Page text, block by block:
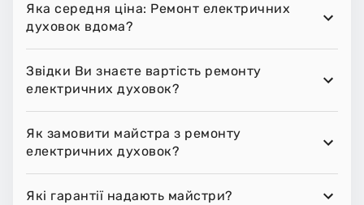
Яка середня ціна: Ремонт електричних
духовок вдома?
Звідки Ви знаєте вартість ремонту
електричних духовок?
Як замовити майстра з ремонту
електричних духовок?
Які гарантії надають майстри?